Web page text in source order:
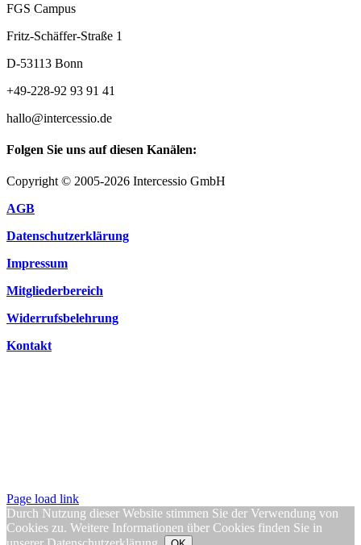
FGS Campus
Fritz-Schäffer-Straße 1
D-53113 Bonn
+49-228-92 93 91 41
hallo@intercessio.de
Folgen Sie uns auf diesen Kanälen:
Copyright © 2005-2026 Intercessio GmbH
AGB
Datenschutzerklärung
Impressum
Mitgliederbereich
Widerrufsbelehrung
Kontakt
Page load link
Durch Nutzung dieser Website stimmen Sie der Verwendung von
Cookies zu. Weitere Informationen über Cookies finden Sie in